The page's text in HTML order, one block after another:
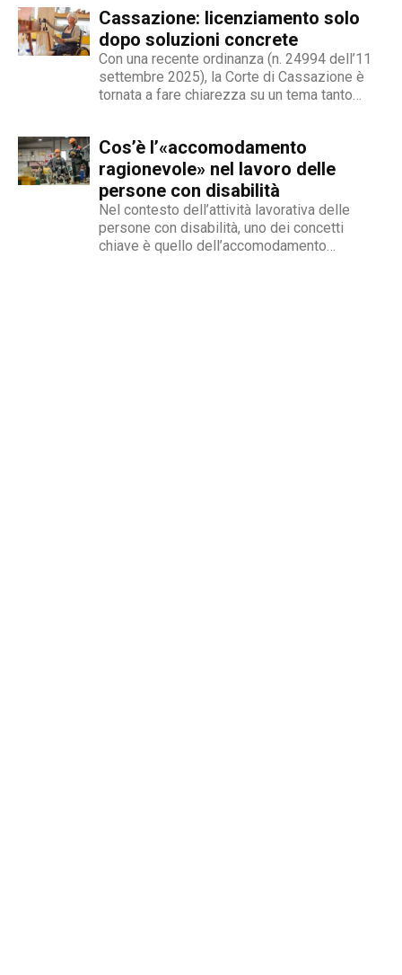
redattore del nostro magazine online.
un’opzione commerciale né un dato di di fatto,
ma...
Cassazione: licenziamento solo
dopo soluzioni concrete
Con una recente ordinanza (n. 24994 dell’11
settembre 2025), la Corte di Cassazione è
tornata a fare chiarezza su un tema tanto
che, a causa di una sopraggiunta disabilità,
non è più...
Cos’è l’«accomodamento
ragionevole» nel lavoro delle
persone con disabilità
Nel contesto dell’attività lavorativa delle
persone con disabilità, uno dei concetti
chiave è quello dell’accomodamento